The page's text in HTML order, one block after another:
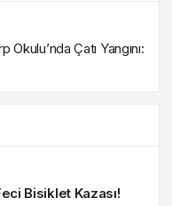
Çatı Yangını:
Bisiklet Kazası!